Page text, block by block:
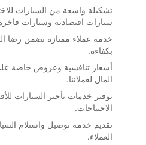
تشكيلة واسعة من السيارات
سيارات اقتصادية وسيارات
خدمة عملاء ممتازة تضمن رضا
بكفاءة.
أسعار تنافسية وعروض خاصة على
المال لعملائنا.
توفير خدمات تأجير السيارات
الاحتياجات.
تقديم خدمة توصيل واستلام
العملاء.